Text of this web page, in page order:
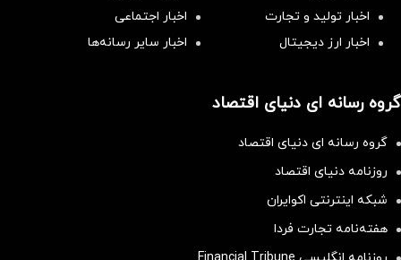
اخبار تولید و تجارت
اخبار اجتماعی
اخبار ارز دیجیتال
اخبار سایر رسانه‌‌ها
گروه رسانه ای دنیای اقتصاد
گروه رسانه ای دنیای اقتصاد
روزنامه دنیای اقتصاد
شبکه اینترنتی اکوایران
هفته‌نامه تجارت فردا